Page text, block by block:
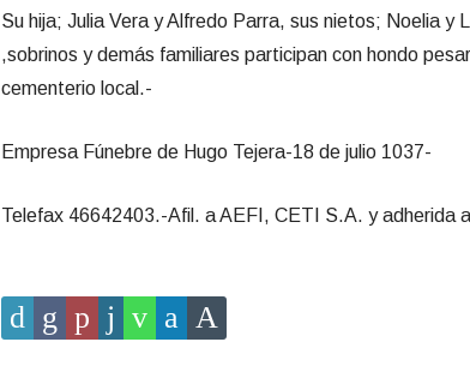
Su hija; Julia Vera y Alfredo Parra, sus nietos; Noelia y
,sobrinos y demás familiares participan con hondo
cementerio local.-
Empresa Fúnebre de Hugo Tejera-18 de julio 1037-
Telefax 46642403.-Afil. a AEFI, CETI S.A. y adherida